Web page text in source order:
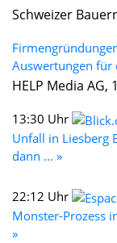
Schweizer
Auswertungen für
HELP Media AG,
13:30 Uhr
Unfall in Liesberg
dann ... »
22:12 Uhr
Monster-Prozess
»